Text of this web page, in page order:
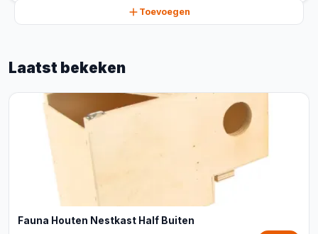
Toevoegen
Laatst bekeken
Fauna Houten Nestkast Half Buiten